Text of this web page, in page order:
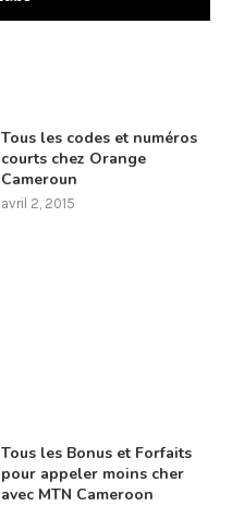
Tous les codes et numéros
courts chez Orange
Cameroun
avril 2, 2015
Tous les Bonus et Forfaits
pour appeler moins cher
avec MTN Cameroon